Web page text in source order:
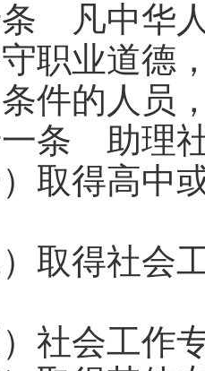
中华人
职业道德
件的人员
助理社
得高中或
得社会工
会工作专